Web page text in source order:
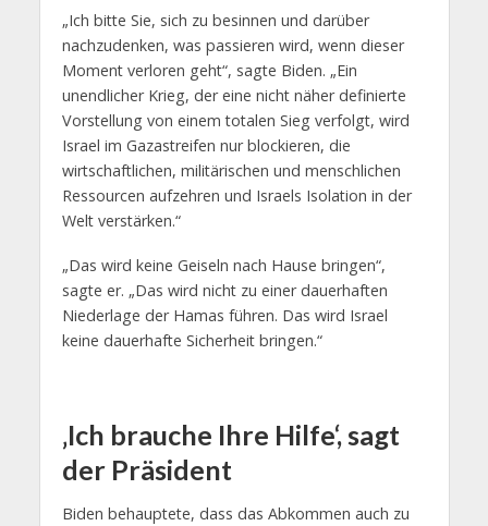
„Ich bitte Sie, sich zu besinnen und darüber
nachzudenken, was passieren wird, wenn dieser
Moment verloren geht“, sagte Biden. „Ein
unendlicher Krieg, der eine nicht näher definierte
Vorstellung von einem totalen Sieg verfolgt, wird
Israel im Gazastreifen nur blockieren, die
wirtschaftlichen, militärischen und menschlichen
Ressourcen aufzehren und Israels Isolation in der
Welt verstärken.“
„Das wird keine Geiseln nach Hause bringen“,
sagte er. „Das wird nicht zu einer dauerhaften
Niederlage der Hamas führen. Das wird Israel
keine dauerhafte Sicherheit bringen.“
‚Ich brauche Ihre Hilfe‘, sagt
der Präsident
Biden behauptete, dass das Abkommen auch zu